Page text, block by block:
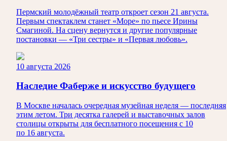
Пермский молодёжный театр откроет сезон 21 августа.
Первым спектаклем станет «Море» по пьесе Ирины
Смагиной. На сцену вернутся и другие популярные
постановки — «Три сестры» и «Первая любовь».
10 августа 2026
Наследие Фаберже и искусство будущего
В Москве началась очередная музейная неделя — последняя
этим летом. Три десятка галерей и выставочных залов
столицы открыты для бесплатного посещения с 10
по 16 августа.